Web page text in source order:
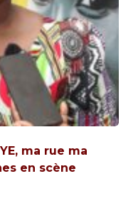
ma rue ma
en scène